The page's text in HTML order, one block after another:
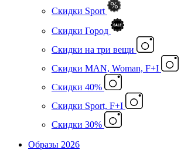
Скидки Sport
Скидки Город
Cкидки на три вещи
Скидки MAN, Woman, F+I
Скидки 40%
Скидки Sport, F+I
Скидки 30%
Образы 2026